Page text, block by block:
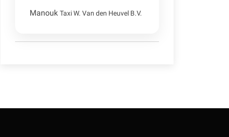
Manouk Taxi W. Van den Heuvel B.V.